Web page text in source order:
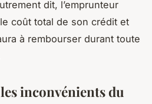
dit, l’emprunteur
coût total de son crédit et
à rembourser durant toute
inconvénients du